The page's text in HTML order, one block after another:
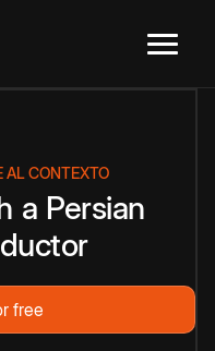
AL CONTEXTO
a Persian
free